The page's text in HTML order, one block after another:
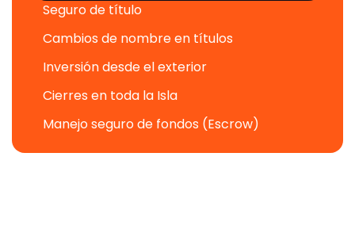
Seguro de título
Cambios de nombre en títulos
Inversión desde el exterior
Cierres en toda la Isla
Manejo seguro de fondos (Escrow)